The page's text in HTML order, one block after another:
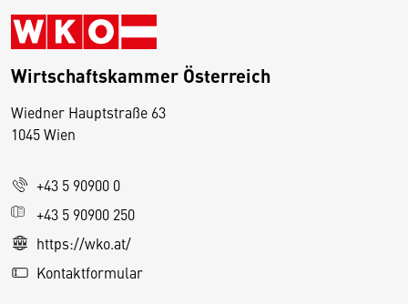
Wirtschaftskammer Österreich
Wiedner Hauptstraße 63
1045 Wien
+43 5 90900 0
+43 5 90900 250
https://wko.at/
Kontaktformular
D
s
e
S
e